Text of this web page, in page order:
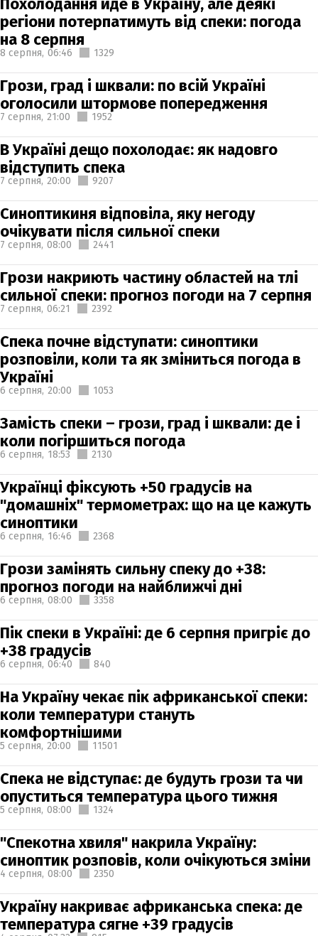
регіони потерпатимуть від спеки: погода
на 8 серпня
8 серпня, 06:46 1329
Грози, град і шквали: по всій Україні
оголосили штормове попередження
7 серпня, 21:00 1952
В Україні дещо похолодає: як надовго
відступить спека
7 серпня, 20:00 9207
Синоптикиня відповіла, яку негоду
очікувати після сильної спеки
7 серпня, 08:00 2441
Грози накриють частину областей на тлі
сильної спеки: прогноз погоди на 7 серпня
7 серпня, 06:21 2392
Спека почне відступати: синоптики
розповіли, коли та як зміниться погода в
Україні
6 серпня, 20:00 1053
Замість спеки – грози, град і шквали: де і
коли погіршиться погода
6 серпня, 18:53 2130
Українці фіксують +50 градусів на
"домашніх" термометрах: що на це кажуть
синоптики
6 серпня, 16:46 2368
Грози замінять сильну спеку до +38:
прогноз погоди на найближчі дні
6 серпня, 08:00 3358
Пік спеки в Україні: де 6 серпня пригріє до
+38 градусів
6 серпня, 06:40 840
На Україну чекає пік африканської спеки:
коли температури стануть
комфортнішими
5 серпня, 20:00 11501
Спека не відступає: де будуть грози та чи
опуститься температура цього тижня
5 серпня, 08:00 1324
"Спекотна хвиля" накрила Україну:
синоптик розповів, коли очікуються зміни
4 серпня, 08:00 2350
Україну накриває африканська спека: де
температура сягне +39 градусів